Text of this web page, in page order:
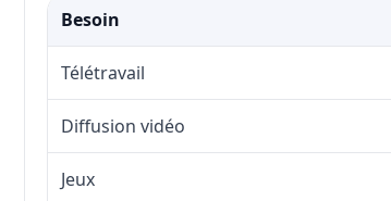
Besoin
Télétravail
Diffusion vidéo
Jeux